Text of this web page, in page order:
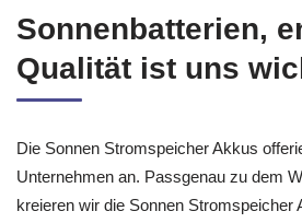
Sonnenbatterien,
Qualität ist uns
Die Sonnen Stromspeicher Akkus
Unternehmen an. Passgenau zu dem
kreieren wir die Sonnen Stromspeicher